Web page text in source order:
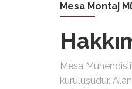
Mesa Montaj
Mesa
kuruluşudur.